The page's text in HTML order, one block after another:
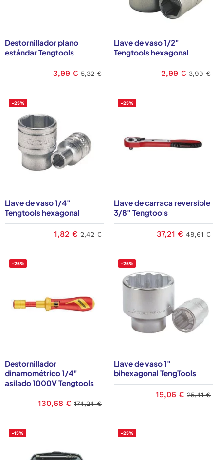
Destornillador plano
estándar Tengtools
3,99 € 5,32 €
Llave de vaso 1/2"
Tengtools hexagonal
2,99 € 3,99 €
-25%
Llave de vaso 1/4"
Tengtools hexagonal
1,82 € 2,42 €
-25%
Llave de carraca reversible
3/8" Tengtools
37,21 € 49,61 €
-25%
Destornillador
dinamométrico 1/4"
asilado 1000V Tengtools
130,68 € 174,24 €
-25%
Llave de vaso 1"
bihexagonal TengTools
19,06 € 25,41 €
-15% -25%